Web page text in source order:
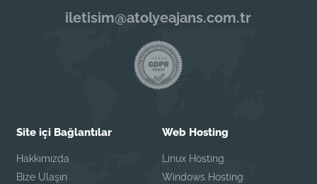
iletisim@atolyeajans.com.tr
Site içi Bağlantılar
Hakkımızda
Bize Ulaşın
Web Hosting
Linux Hosting
Windows Hosting